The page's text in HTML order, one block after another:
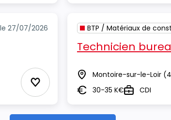
27/07/2026
Ajouter aux Favoris
BTP / Matériaux de
Technicien
Lieu Montoire-sur-le-Loir
Salaire30-35 K€TypeCDI